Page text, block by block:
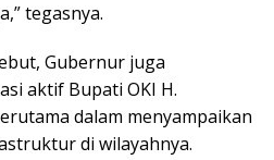
tegasnya.
Gubernur juga
aktif Bupati OKI H.
dalam menyampaikan
di wilayahnya.